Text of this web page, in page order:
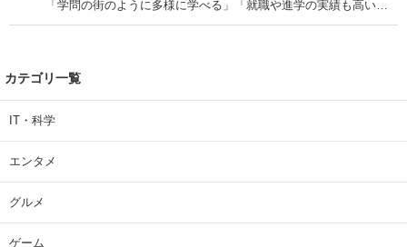
「学問の街のように多様に学べる」「就職や進学の実績も高い」
| 大学 ねとらぼリサーチ
カテゴリ一覧
IT・科学
エンタメ
グルメ
ゲーム